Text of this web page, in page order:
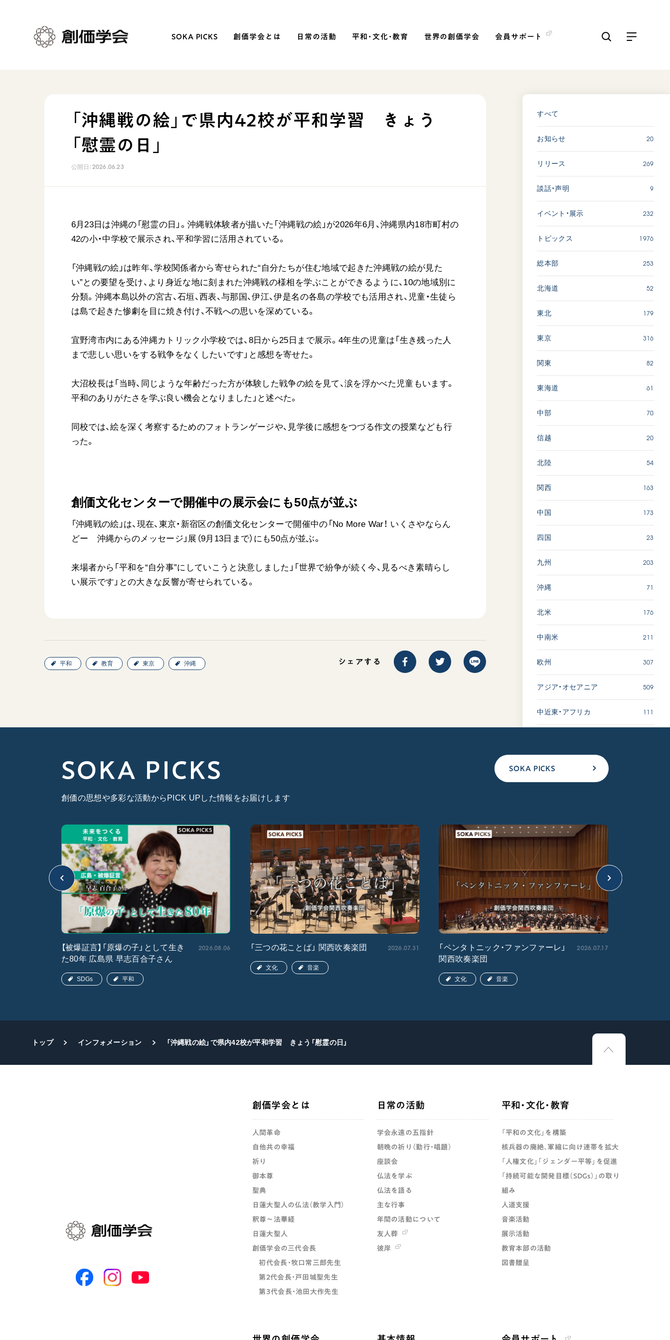
SOKA PICKS 創価学会とは 日常の活動 平和・文化・教育 世界の創価学会 会員サポート
学会永遠の五指針 「平和の文化」を構築
各国ウェブサイト 会員サポート
座談会御書ｅ講義
小説『新・人間革命』『人間革命』
御書検索［新版］
創価学会総本部
Soka Gakkai グローバルサイト
【被爆証言】「原爆の子」と
して生きた80年 広島県 早
志百…
2026.08.06
SDGs
動画
広島
「三つの花ことば」 関西吹
奏楽団
2026.07.31
文化 音楽
「ペンタトニック・ファン
ファーレ」 関西吹奏楽団
2026.07.17
「沖縄戦の絵」で県内42校が平和学習 きょう
「慰霊の日」
公開日：2026.06.23
6月23日は沖縄の「慰霊の日」。沖縄戦体験者が描いた「沖縄戦の絵」が2026年6月、沖縄県内18市町村の
42の小・中学校で展示され、平和学習に活用されている。
「沖縄戦の絵」は昨年、学校関係者から寄せられた“自分たちが住む地域で起きた沖縄戦の絵が見た
い”との要望を受け、より身近な地に刻まれた沖縄戦の様相を学ぶことができるように、10の地域別に
分類。沖縄本島以外の宮古、石垣、西表、与那国、伊江、伊是名の各島の学校でも活用され、児童・生徒ら
は島で起きた惨劇を目に焼き付け、不戦への思いを深めている。
宜野湾市内にある沖縄カトリック小学校では、8日から25日まで展示。4年生の児童は「生き残った人
まで悲しい思いをする戦争をなくしたいです」と感想を寄せた。
大沼校長は「当時、同じような年齢だった方が体験した戦争の絵を見て、涙を浮かべた児童もいます。
平和のありがたさを学ぶ良い機会となりました」と述べた。
同校では、絵を深く考察するためのフォトランゲージや、見学後に感想をつづる作文の授業なども行
った。
創価文化センターで開催中の展示会にも50点が並ぶ
「沖縄戦の絵」は、現在、東京・新宿区の創価文化センターで開催中の「No More War！ いくさやならん
どー 沖縄からのメッセージ」展（9月13日まで）にも50点が並ぶ。
来場者から「平和を“自分事”にしていこうと決意しました」「世界で紛争が続く今、見るべき素晴らし
い展示です」との大きな反響が寄せられている。
平和 教育 東京 沖縄 シェアする
すべて
お知らせ 20
リリース 269
談話・声明 9
イベント・展示 232
トピックス 1976
総本部 253
北海道 52
東北 179
東京 316
関東 82
東海道 61
中部 70
信越 20
北陸 54
関西 163
中国 173
四国 23
九州 203
沖縄 71
北米 176
中南米 211
欧州 307
アジア・オセアニア 509
中近東・アフリカ 111
SOKA PICKS
創価の思想や多彩な活動からPICK UPした情報をお届けします
SOKA PICKS
【被爆証言】「原爆の子」として生き
た80年 広島県 早志百合子さん
2026.08.06
SDGs 平和
「三つの花ことば」 関西吹奏楽団 2026.07.31
文化 音楽
「ペンタトニック・ファンファーレ」
関西吹奏楽団
2026.07.17
文化 音楽
トップ インフォメーション 「沖縄戦の絵」で県内42校が平和学習 きょう「慰霊の日」
創価学会とは
人間革命
自他共の幸福
祈り
御本尊
聖典
日蓮大聖人の仏法（教学入門）
釈尊～法華経
日蓮大聖人
創価学会の三代会長
初代会長・牧口常三郎先生
第2代会長・戸田城聖先生
第3代会長・池田大作先生
日常の活動
学会永遠の五指針
朝晩の祈り（勤行・唱題）
座談会
仏法を学ぶ
仏法を語る
主な行事
年間の活動について
友人葬
彼岸
平和・文化・教育
「平和の文化」を構築
核兵器の廃絶、軍縮に向け連帯を拡大
「人権文化」「ジェンダー平等」を促進
「持続可能な開発目標（SDGs）」の取り
組み
人道支援
音楽活動
展示活動
教育本部の活動
図書贈呈